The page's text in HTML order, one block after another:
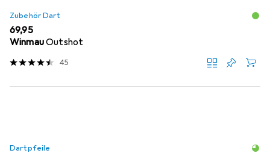
Zubehör Dart
EUR
69,95
WinmauOutshot
45
Dartpfeile